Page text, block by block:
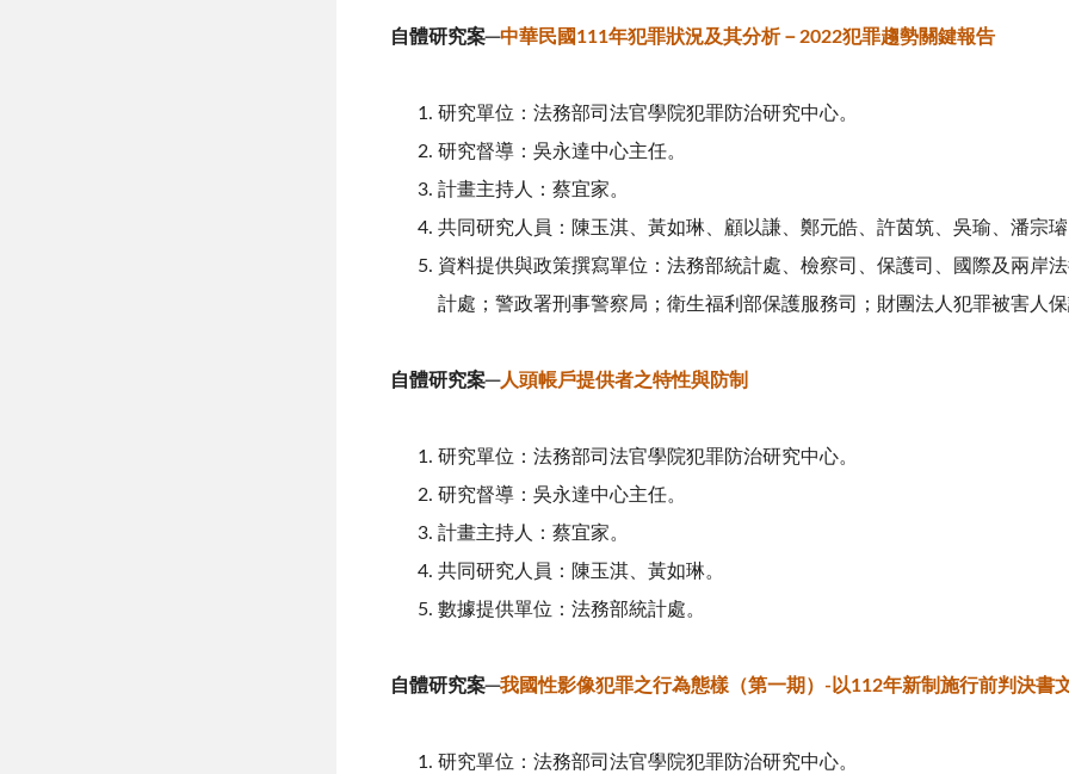
自體研究案─中華民國111年犯罪狀況及其分析－2022犯罪趨勢關鍵報告
研究單位：法務部司法官學院犯罪防治研究中心。
研究督導：吳永達中心主任。
計畫主持人：蔡宜家。
共同研究人員：陳玉淇、黃如琳、顧以謙、鄭元皓、許茵筑、吳瑜、潘宗
資料提供與政策撰寫單位：法務部統計處、檢察司、保護司、國際及兩岸
計處；警政署刑事警察局；衛生福利部保護服務司；財團法人犯罪被害人
自體研究案─人頭帳戶提供者之特性與防制
研究單位：法務部司法官學院犯罪防治研究中心。
研究督導：吳永達中心主任。
計畫主持人：蔡宜家。
共同研究人員：陳玉淇、黃如琳。
數據提供單位：法務部統計處。
自體研究案─我國性影像犯罪之行為態樣（第一期）-以112年新制施行前判決書
研究單位：法務部司法官學院犯罪防治研究中心。